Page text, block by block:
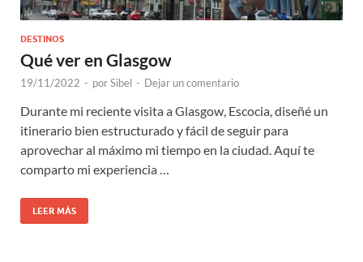
DESTINOS
Qué ver en Glasgow
19/11/2022 - porSibel - Dejar un comentario
Durante mi reciente visita a Glasgow, Escocia, diseñé un
itinerario bien estructurado y fácil de seguir para
aprovechar al máximo mi tiempo en la ciudad. Aquí te
comparto mi experiencia …
LEER MÁS